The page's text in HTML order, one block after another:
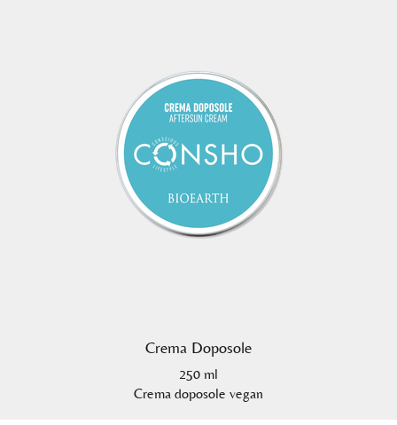
Crema Doposole
250 ml
Crema doposole vegan